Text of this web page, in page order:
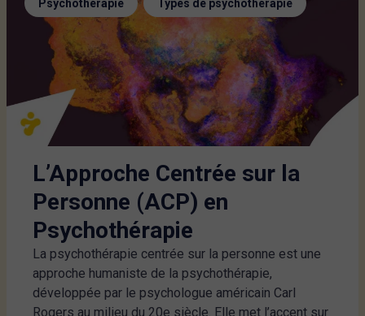
Psychothérapie Types de psychothérapie
L’Approche Centrée sur la
Personne (ACP) en
Psychothérapie
La psychothérapie centrée sur la personne est une
approche humaniste de la psychothérapie,
développée par le psychologue américain Carl
Rogers au milieu du 20e siècle. Elle met l’accent sur